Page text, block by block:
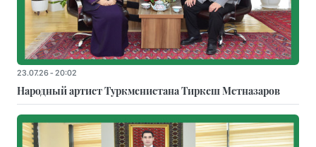
23.07.26 - 20:02
Народный артист Туркменистана Тиркеш Мeтназаров